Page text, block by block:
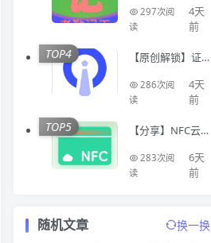
记工时统计出勤
数据
297次阅
读
4天
前
TOP4
【原创解锁】证
会员🔥标准尺寸
换底色美颜证件
286次阅
读
4天
前
TOP5
【分享】NFC云
门禁卡公交卡 各
类卡等🔥
283次阅
读
6天
前
随机文章
换一换